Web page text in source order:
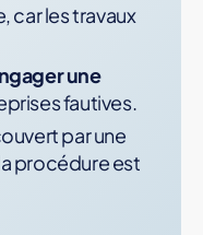
car les travaux
une
fautives.
par une
procédure est